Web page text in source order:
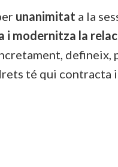
unanimitat a la
i modernitza la
defineix,
té qui